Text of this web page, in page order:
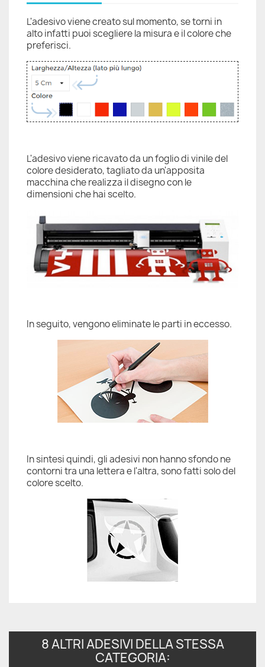
L'adesivo viene creato sul momento, se torni in
alto infatti puoi scegliere la misura e il colore che
preferisci.
L'adesivo viene ricavato da un foglio di vinile del
colore desiderato, tagliato da un'apposita
macchina che realizza il disegno con le
dimensioni che hai scelto.
In seguito, vengono eliminate le parti in eccesso.
In sintesi quindi, gli adesivi non hanno sfondo ne
contorni tra una lettera e l'altra, sono fatti solo del
colore scelto.
8 ALTRI ADESIVI DELLA STESSA
CATEGORIA: